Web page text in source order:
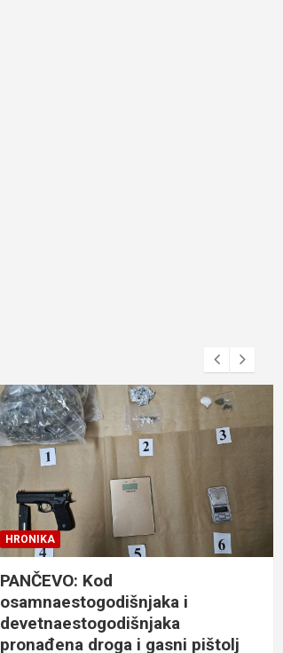
HRONIKA
PANČEVO: Kod
osamnaestogodišnjaka i
devetnaestogodišnjaka
pronađena droga i gasni pištolj